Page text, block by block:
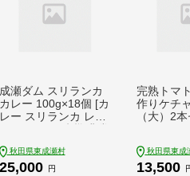
成瀬ダム スリランカ
カレー 100g×18個 [カ
レー スリランカ レト
常温 保存 お手軽 ポー
クカレー 豚肉 グルメ
秋田県東成瀬村
25,000 円
完熟トマ
作りケチ
（大）2
秋田県東成
13,500